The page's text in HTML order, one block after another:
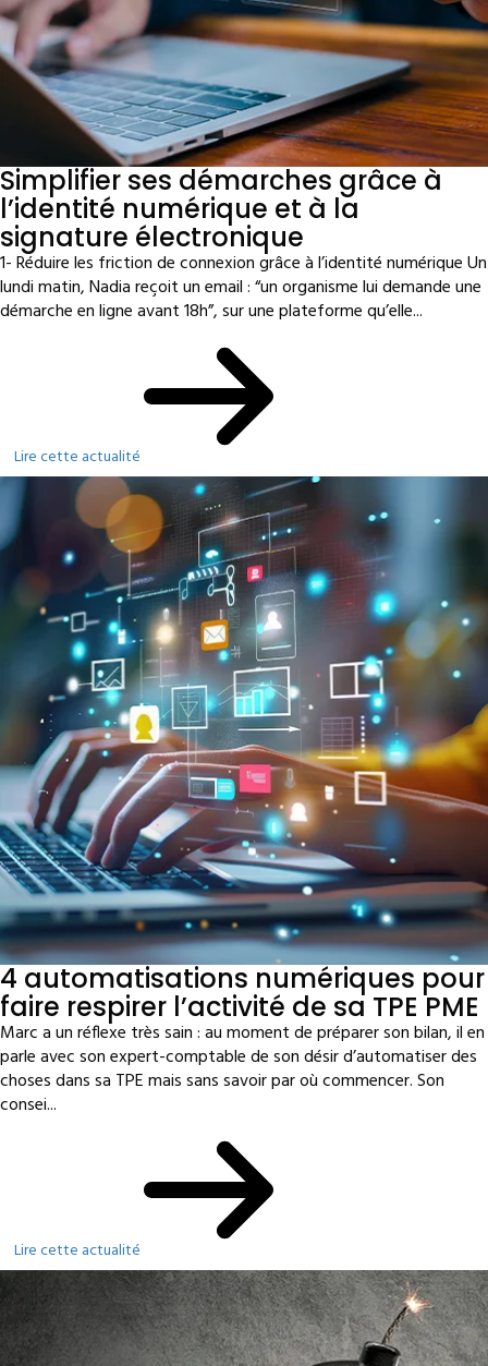
Simplifier ses démarches grâce à
l’identité numérique et à la
signature électronique
1- Réduire les friction de connexion grâce à l’identité numérique Un
lundi matin, Nadia reçoit un email : “un organisme lui demande une
démarche en ligne avant 18h”, sur une plateforme qu’elle...
Lire cette actualité
4 automatisations numériques pour
faire respirer l’activité de sa TPE PME
Marc a un réflexe très sain : au moment de préparer son bilan, il en
parle avec son expert-comptable de son désir d’automatiser des
choses dans sa TPE mais sans savoir par où commencer. Son
consei...
Lire cette actualité